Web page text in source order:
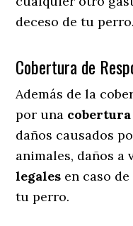
deceso de tu perro.
Cobertura de
Además de la
por una
daños causados
animales, daños a
legales en caso
tu perro.